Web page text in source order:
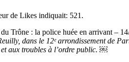
de Likes indiquait: 521.
Trône : la police huée en arrivant –
dans le 12ᵉ arrondissement de
et aux troubles à l’ordre public. ￼